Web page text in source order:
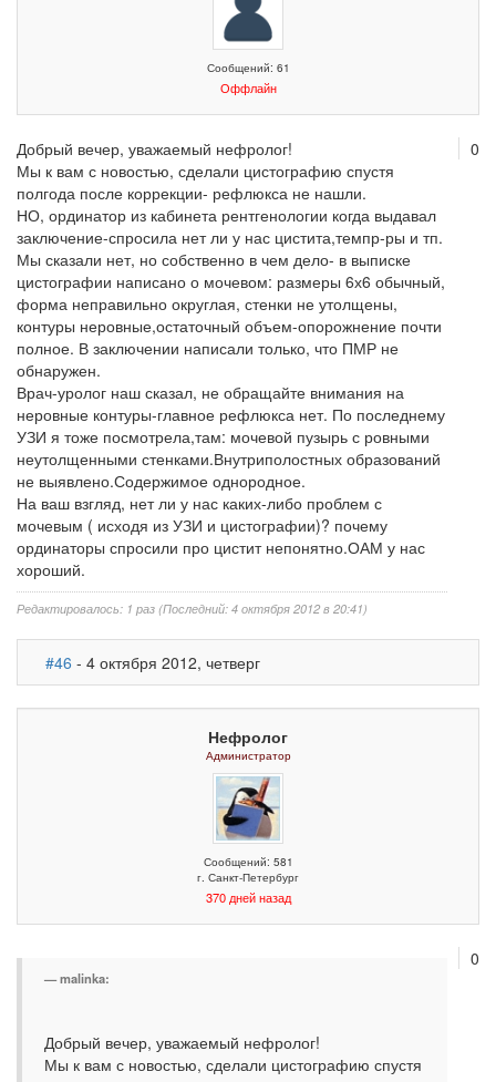
Сообщений: 61
Оффлайн
0
Добрый вечер, уважаемый нефролог!
Мы к вам с новостью, сделали цистографию спустя
полгода после коррекции- рефлюкса не нашли.
НО, ординатор из кабинета рентгенологии когда выдавал
заключение-спросила нет ли у нас цистита,темпр-ры и тп.
Мы сказали нет, но собственно в чем дело- в выписке
цистографии написано о мочевом: размеры 6х6 обычный,
форма неправильно округлая, стенки не утолщены,
контуры неровные,остаточный объем-опорожнение почти
полное. В заключении написали только, что ПМР не
обнаружен.
Врач-уролог наш сказал, не обращайте внимания на
неровные контуры-главное рефлюкса нет. По последнему
УЗИ я тоже посмотрела,там: мочевой пузырь с ровными
неутолщенными стенками.Внутриполостных образований
не выявлено.Содержимое однородное.
На ваш взгляд, нет ли у нас каких-либо проблем с
мочевым ( исходя из УЗИ и цистографии)? почему
ординаторы спросили про цистит непонятно.ОАМ у нас
хороший.
Редактировалось: 1 раз (Последний: 4 октября 2012 в 20:41)
#46 - 4 октября 2012, четверг
Нефролог
Администратор
Сообщений: 581
г. Санкт-Петербург
370 дней назад
0
malinka:
Добрый вечер, уважаемый нефролог!
Мы к вам с новостью, сделали цистографию спустя